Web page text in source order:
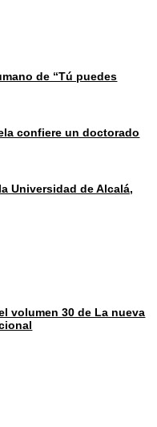
de “Tú puedes
confiere un doctorado
Universidad de Alcalá,
volumen 30 de La nueva